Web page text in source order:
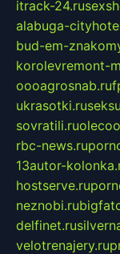
itrack-24.ru
alabuga-
bud-em-
korolevremont-
oooagrosnab.ru
ukrasotki.ru
sovratili.ru
rbc-news.ru
13autor-
hostserve.ru
neznobi.ru
delfinet.ru
velotrenajery.ru